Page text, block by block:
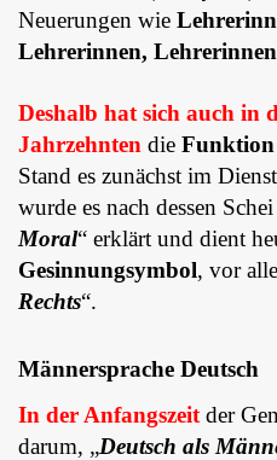
Neuerungen wie
Lehrerinnen, Lehrerinnen
Deshalb hat sich auch in
Jahrzehnten die Funktion
Stand es zunächst im
wurde es nach dessen
Moral“ erklärt und dient
Gesinnungsymbol, vor
Rechts“.
Männersprache Deutsch
In der Anfangszeit der
darum, „Deutsch als